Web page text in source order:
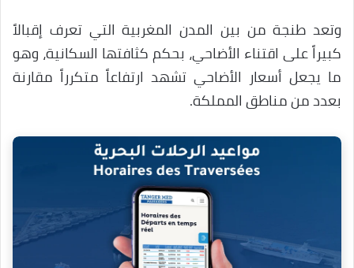
وتعد طنجة من بين المدن المغربية التي تعرف إقبالاً
كبيراً على اقتناء الأضاحي، بحكم كثافتها السكانية، وهو
ما يجعل أسعار الأضاحي تشهد ارتفاعاً متكرراً مقارنة
بعدد من مناطق المملكة.